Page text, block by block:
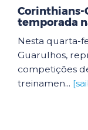
Corinthians-
temporada
Nesta quarta-
Guarulhos,
competições
treinamen...